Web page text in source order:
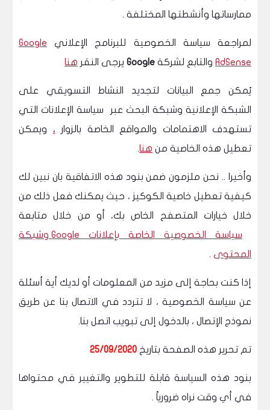
ممارساتها وأنشطتها المختلفة .
لمراجعة سياسة الخصوصية للبرنامج الإعلاني Google
AdSense والتابع لشركة Google يرجى النقر هنا
يُمكن جمع البيانات لتجديد النشاط التسويقي على
الشبكة الإعلانية وشبكة البحث عبر سياسة الإعلانات التي
تستهدف الاهتمامات والمواقع الخاصة بالزوار ، ويمكن
تعطيل هذه الخاصية من هنا.
وأخيرا .. نحن ملزمون ضمن بنود هذه الاتفاقية بان نبين لك
كيفية تعطيل خاصية الكوكيز ، حيث يمكنك فعل ذلك من
خلال خيارات المتصفح الخاص بك، أو من خلال متابعة
سياسة الخصوصية الخاصة بإعلانات Google وشبكة
المحتوى .
إذا كنت بحاجة إلى مزيد من المعلومات أو لديك أية أسئلة
عن سياسة الخصوصية ، لا تتردد في الاتصال بنا عن طريق
نموذج الإتصال ، بالدخول إلى تبويب اتصل بنا.
تم تحرير هذه الصفحة بتاريخ 25/09/2020
بنود هذه السياسة قابلة للتطوير والتغيير في محتواها
في أي وقت نراه ضرورياً .